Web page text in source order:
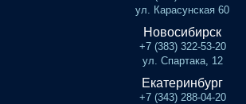
ул. Карасунская 60
Новосибирск
+7 (383) 322-53-20
ул. Спартака, 12
Екатеринбург
+7 (343) 288-04-20